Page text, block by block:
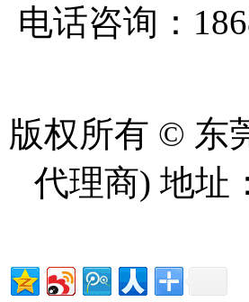
电话咨询：
版权所有 © 东
代理商) 地址